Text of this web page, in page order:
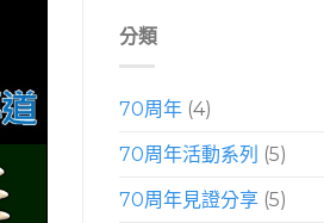
分類
70周年(4)
70周年活動系列 (5)
70周年見證分享(5)